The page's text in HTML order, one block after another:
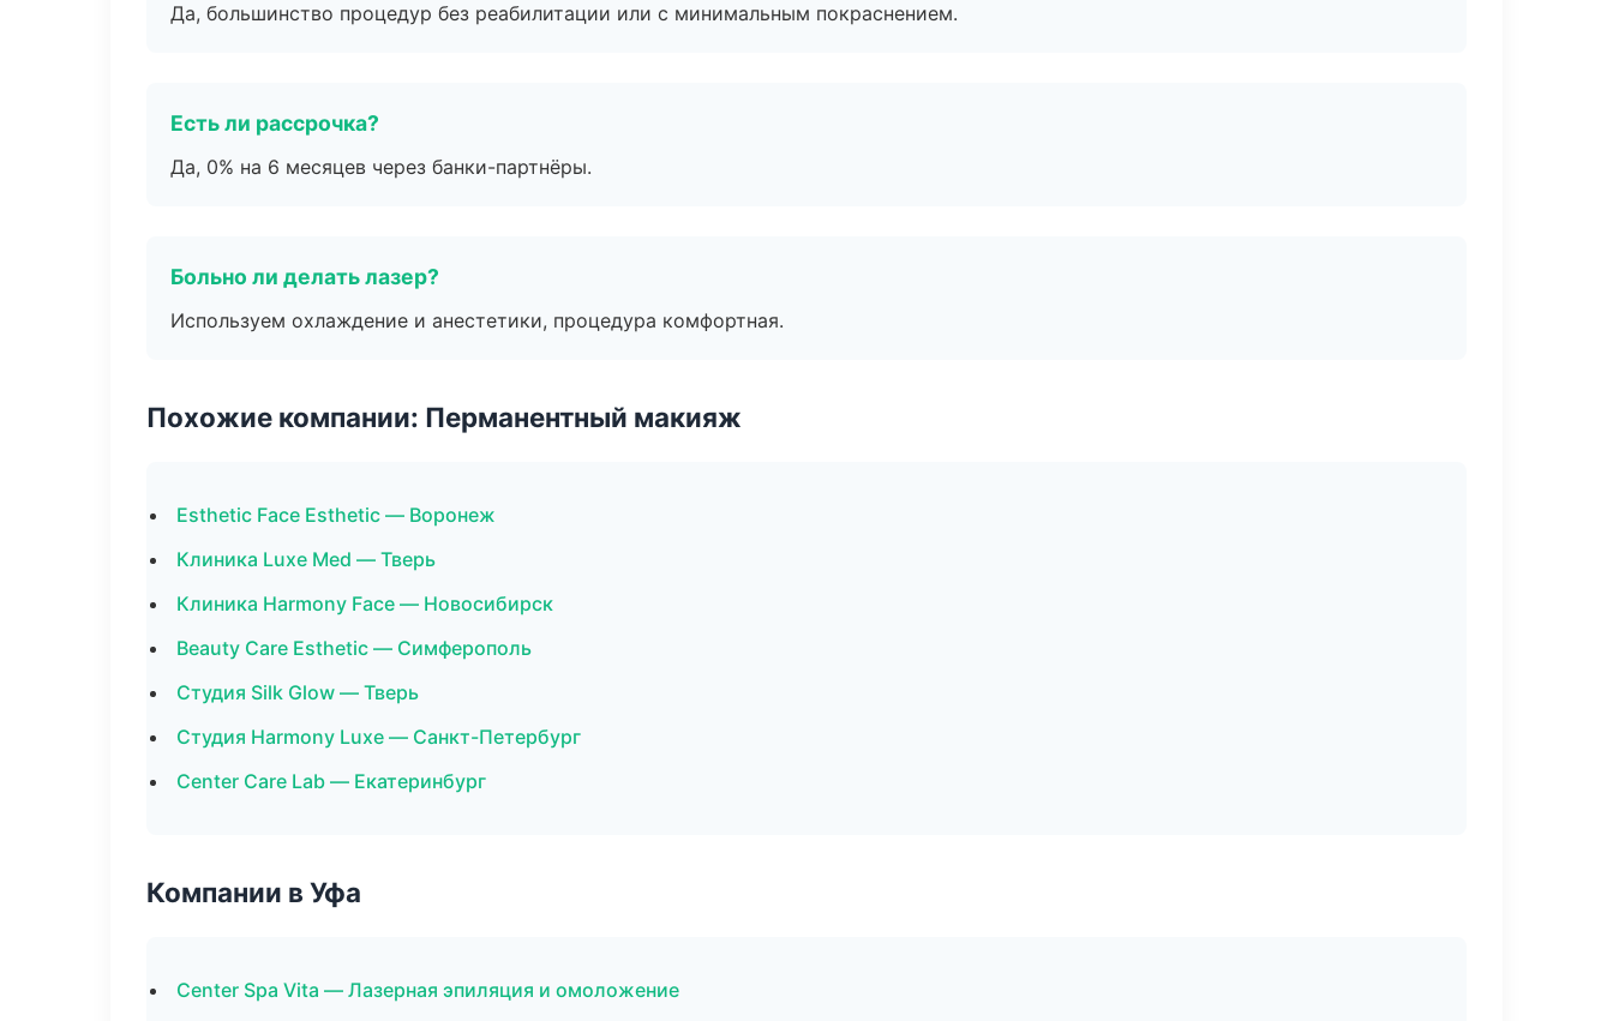
Да, большинство процедур без реабилитации или с минимальным покраснением.
Есть ли рассрочка?
Да, 0% на 6 месяцев через банки-партнёры.
Больно ли делать лазер?
Используем охлаждение и анестетики, процедура комфортная.
Похожие компании: Перманентный макияж
Esthetic Face Esthetic — Воронеж
Клиника Luxe Med — Тверь
Клиника Harmony Face — Новосибирск
Beauty Care Esthetic — Симферополь
Студия Silk Glow — Тверь
Студия Harmony Luxe — Санкт-Петербург
Center Care Lab — Екатеринбург
Компании в Уфа
Center Spa Vita — Лазерная эпиляция и омоложение